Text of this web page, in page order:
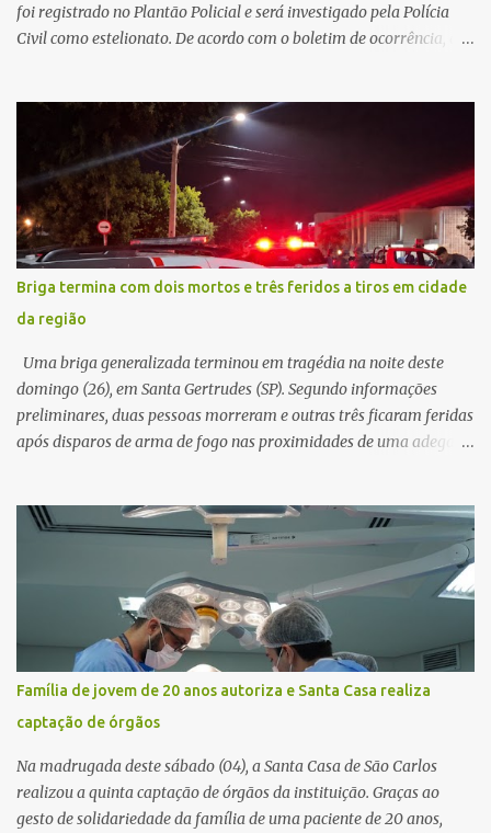
foi registrado no Plantão Policial e será investigado pela Polícia
Civil como estelionato. De acordo com o boletim de ocorrência, a
suspeito alegou que seria necessário atualizar o cadastro da conta
e passou a orientar a vítima sobre os procedimentos que deveriam
ser realizados. Dias depois, o golpista enviou um documento em
PDF simulando uma comunicação oficial da instituição financeira.
Na sequência, entrou em contato por telefone e encaminhou um
link, orientando a vítima a acessá-lo pelo computador para
concluir a suposta atualização cadastral. Após realizar o
procedimento, a conta bancária ficou bloqueada por algumas
horas. Sem conseguir acessar o sistema, a vítima tentou
novamente contato com o suposto gerente, mas não obteve
resposta. Na segunda-fe...
Briga termina com dois mortos e três feridos a tiros em cidade
da região
Uma briga generalizada terminou em tragédia na noite deste
domingo (26), em Santa Gertrudes (SP). Segundo informações
preliminares, duas pessoas morreram e outras três ficaram feridas
após disparos de arma de fogo nas proximidades de uma adega. O
começado dentro do estabelecimento e se estendido para a área
externa, quando dois homens armados passaram a efetuar
diversos disparos. Duas vítimas morreram ainda no local. Outras
três pessoas foram baleadas e socorridas. Até o momento, não
foram divulgadas informações oficiais sobre o estado de saúde dos
feridos. Equipes da Polícia Militar de Santa Gertrudes atenderam a
ocorrência e isolaram a área para o trabalho da perícia. Até a
última atualização, nenhum suspeito havia sido preso. A Polícia
Civil investigará a motivação da briga, a autoria dos disparos e as
circunstâncias do crime. A ocorrência segue em anda...
Família de jovem de 20 anos autoriza e Santa Casa realiza
captação de órgãos
Na madrugada deste sábado (04), a Santa Casa de São Carlos
realizou a quinta captação de órgãos da instituição. Graças ao
gesto de solidariedade da família de uma paciente de 20 anos,